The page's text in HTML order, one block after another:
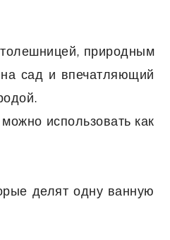
природным
сад и впечатляющий
использовать как
делят одну ванную